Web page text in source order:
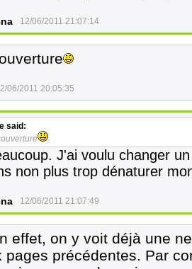
12/06/2011 21:07:14
06/2011 20:05:35
said:
J'ai voulu changer
non plus trop dénaturer
12/06/2011 21:07:49
effet, on y voit déjà une
pages précédentes. Par